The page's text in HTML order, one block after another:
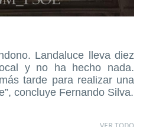
Landaluce lleva diez
y no ha hecho nada.
tarde para realizar una
concluye Fernando Silva.